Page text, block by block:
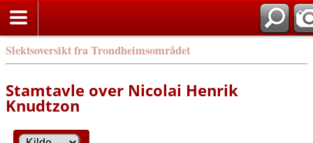
Slektsoversikt fra Trondheimsområdet
Stamtavle over Nicolai Henrik
Knudtzon